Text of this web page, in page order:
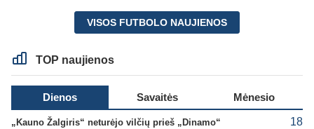
VISOS FUTBOLO NAUJIENOS
TOP naujienos
Dienos Savaitės Mėnesio
„Kauno Žalgiris“ neturėjo vilčių prieš „Dinamo“ 18